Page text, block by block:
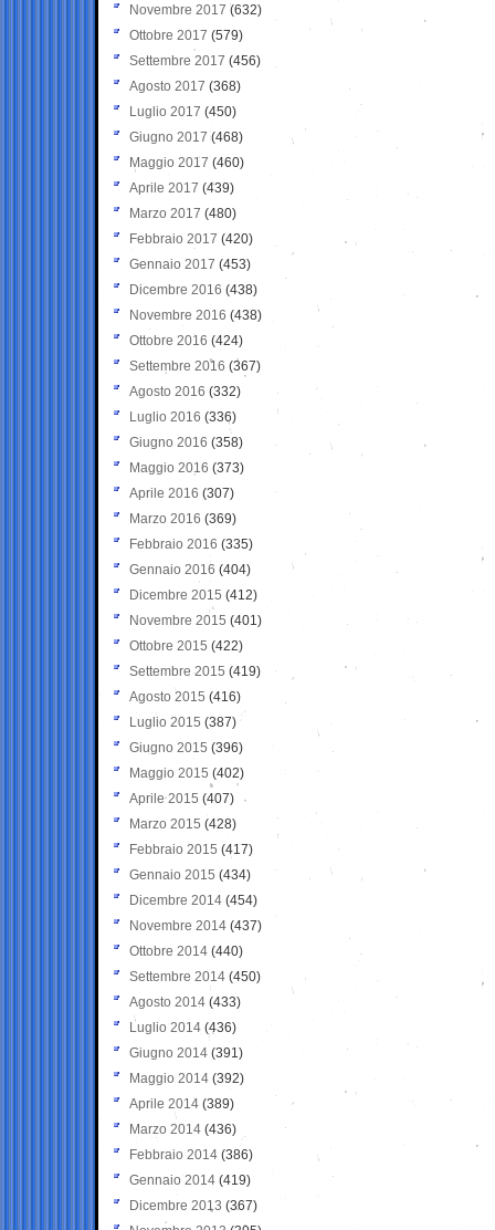
Novembre 2017 (632)
Ottobre 2017 (579)
Settembre 2017 (456)
Agosto 2017 (368)
Luglio 2017 (450)
Giugno 2017 (468)
Maggio 2017 (460)
Aprile 2017 (439)
Marzo 2017 (480)
Febbraio 2017 (420)
Gennaio 2017 (453)
Dicembre 2016 (438)
Novembre 2016 (438)
Ottobre 2016 (424)
Settembre 2016 (367)
Agosto 2016 (332)
Luglio 2016 (336)
Giugno 2016 (358)
Maggio 2016 (373)
Aprile 2016 (307)
Marzo 2016 (369)
Febbraio 2016 (335)
Gennaio 2016 (404)
Dicembre 2015 (412)
Novembre 2015 (401)
Ottobre 2015 (422)
Settembre 2015 (419)
Agosto 2015 (416)
Luglio 2015 (387)
Giugno 2015 (396)
Maggio 2015 (402)
Aprile 2015 (407)
Marzo 2015 (428)
Febbraio 2015 (417)
Gennaio 2015 (434)
Dicembre 2014 (454)
Novembre 2014 (437)
Ottobre 2014 (440)
Settembre 2014 (450)
Agosto 2014 (433)
Luglio 2014 (436)
Giugno 2014 (391)
Maggio 2014 (392)
Aprile 2014 (389)
Marzo 2014 (436)
Febbraio 2014 (386)
Gennaio 2014 (419)
Dicembre 2013 (367)